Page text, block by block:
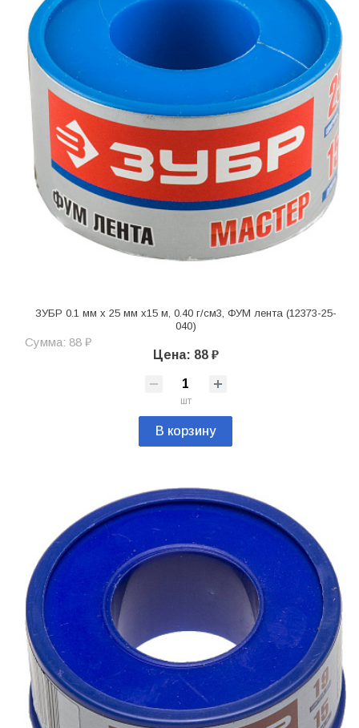
ЗУБР 0.1 мм х 25 мм х15 м, 0.40 г/см3, ФУМ лента (12373-25-
040)
Сумма: 88 ₽
Цена: 88 ₽
шт
В корзину